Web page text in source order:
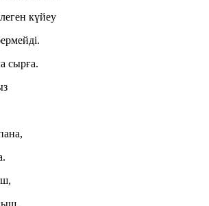
күйеу
сырға.